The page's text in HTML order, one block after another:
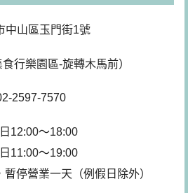
中山區玉門街1號
食行樂園區-旋轉木馬前）
2597-7570
12:00～18:00
11:00～19:00
停營業一天（例假日除外）